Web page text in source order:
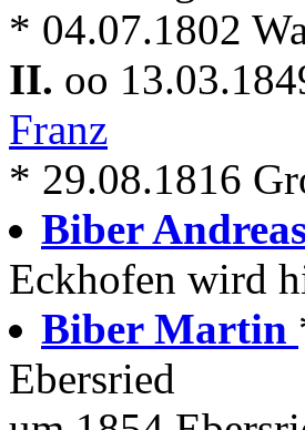
* 04.07.1802
II. oo
Franz
* 29.08.1816
Biber
Eckhofen wird
Biber Martin
Ebersried